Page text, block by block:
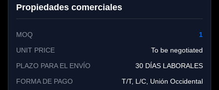
Propiedades comerciales
MOQ
1
UNIT PRICE
To be negotiated
PLAZO PARA EL ENVÍO
30 DÍAS LABORALES
FORMA DE PAGO
T/T, L/C, Unión Occidental